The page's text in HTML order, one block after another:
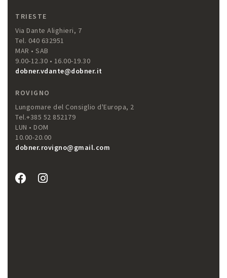
TRIESTE
Via Dante Alighieri, 7
Tel. 040 632951
MAR • SAB
9.00-12.30 • 16.00-19.30
dobner.vdante@dobner.it
ROVIGNO
Lungomare del Consiglio d'Europa, 2
Tel.+385 52 852179
LUN • DOM
10.00-20.00
dobner.rovigno@gmail.com